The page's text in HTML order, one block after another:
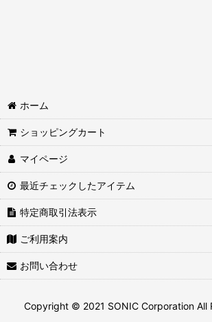
ホーム
ショッピングカート
マイページ
最近チェックしたアイテム
特定商取引法表示
ご利用案内
お問い合わせ
Copyright © 2021 SONIC Corporation All